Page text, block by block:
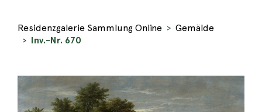
Residenzgalerie Sammlung Online
Gemälde
Inv.-Nr. 670